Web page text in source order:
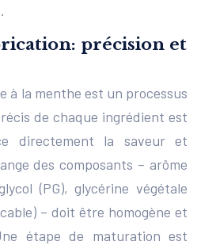
précision et
à la menthe est un processus
de chaque ingrédient est
directement la saveur et
des composants – arôme
(PG), glycérine végétale
– doit être homogène et
étape de maturation est